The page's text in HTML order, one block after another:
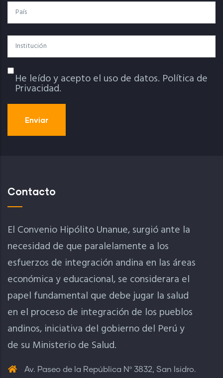
País
Institución
Política De Privacidad
He leído y acepto el uso de datos. Política de
Privacidad.
Contacto
El Convenio Hipólito Unanue, surgió ante la
necesidad de que paralelamente a los
esfuerzos de integración andina en las áreas
económica y educacional, se considerara el
papel fundamental que debe jugar la salud
en el proceso de integración de los pueblos
andinos, iniciativa del gobierno del Perú y
de su Ministerio de Salud.
Av. Paseo de la República Nº 3832, San Isidro.